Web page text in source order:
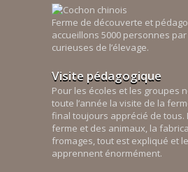
Ferme de découverte et
accueillons 5000 personnes
curieuses de l’élevage.
Visite pédagogique
Pour les écoles et les groupes
toute l’année la visite de la
final toujours apprécié de tous.
ferme et des animaux, la
fromages, tout est expliqué et
apprennent énormément.